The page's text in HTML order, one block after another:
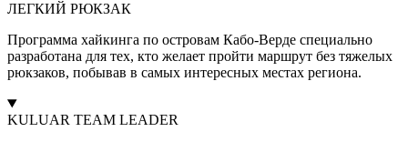
ЛЕГКИЙ РЮКЗАК
Программа хайкинга по островам Кабо-Верде специально
разработана для тех, кто желает пройти маршрут без тяжелых
рюкзаков, побывав в самых интересных местах региона.
KULUAR TEAM LEADER